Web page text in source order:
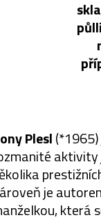
Plesl
aktivity
je
která